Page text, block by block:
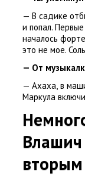
— В садике
и попал.
началось
это не мое.
— От
— Ахаха, в
Маркула
Влашич
вторым